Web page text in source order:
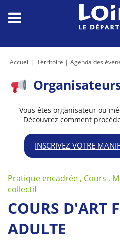
Accueil Territoire Agenda des
Vous êtes organisateur ou
Découvrez comment
INSCRIVEZ VOTRE
Pratique encadrée , Cours ,
collectif
COURS D'ART
ADULTE